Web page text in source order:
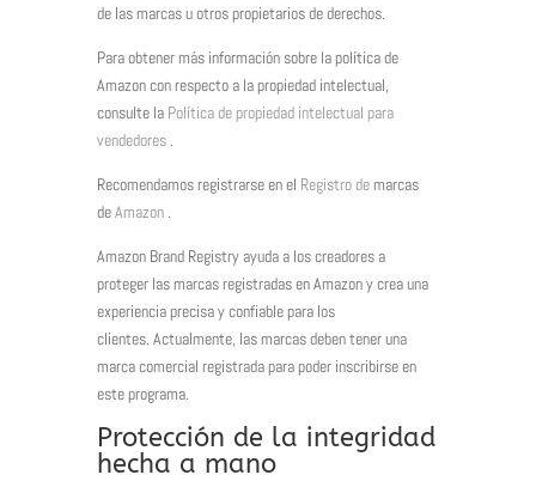
de las marcas u otros propietarios de derechos.
Para obtener más información sobre la política de
Amazon con respecto a la propiedad intelectual,
consulte la Política de propiedad intelectual para
vendedores.
Recomendamos registrarse en el Registro demarcas
deAmazon.
Amazon Brand Registry ayuda a los creadores a
proteger las marcas registradas en Amazon y crea una
experiencia precisa y confiable para los
clientes. Actualmente, las marcas deben tener una
marca comercial registrada para poder inscribirse en
este programa.
Protección de la integridad
hecha a mano